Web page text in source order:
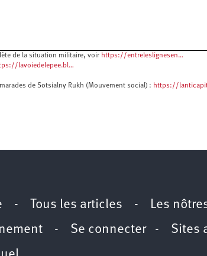
de la situation militaire, voir https://entreleslignesen…
lavoiedelepee.bl…
de Sotsialny Rukh (Mouvement social) : https://
- Tous les articles - Les
- Se connecter- Sites